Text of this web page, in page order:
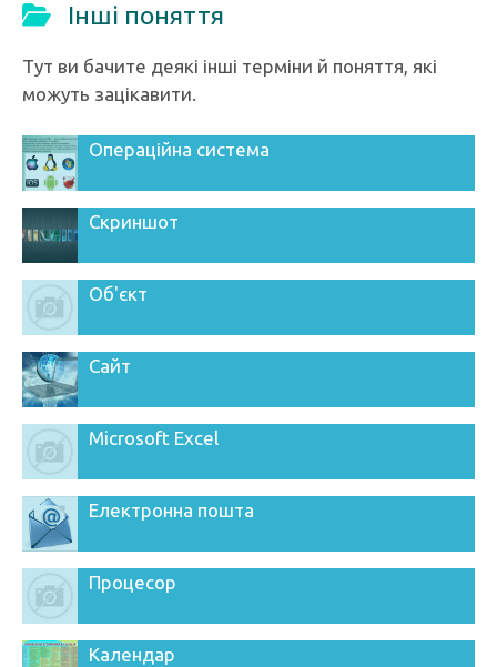
Інші поняття
Тут ви бачите деякі інші терміни й поняття, які
можуть зацікавити.
Операційна система
Скриншот
Об'єкт
Сайт
Microsoft Excel
Електронна пошта
Процесор
Календар